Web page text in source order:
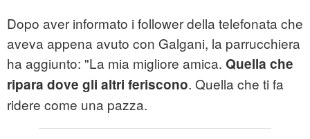
Dopo aver informato i follower della telefonata che
aveva appena avuto con Galgani, la parrucchiera
ha aggiunto: "La mia migliore amica. Quella che
ripara dove gli altri feriscono. Quella che ti fa
ridere come una pazza.